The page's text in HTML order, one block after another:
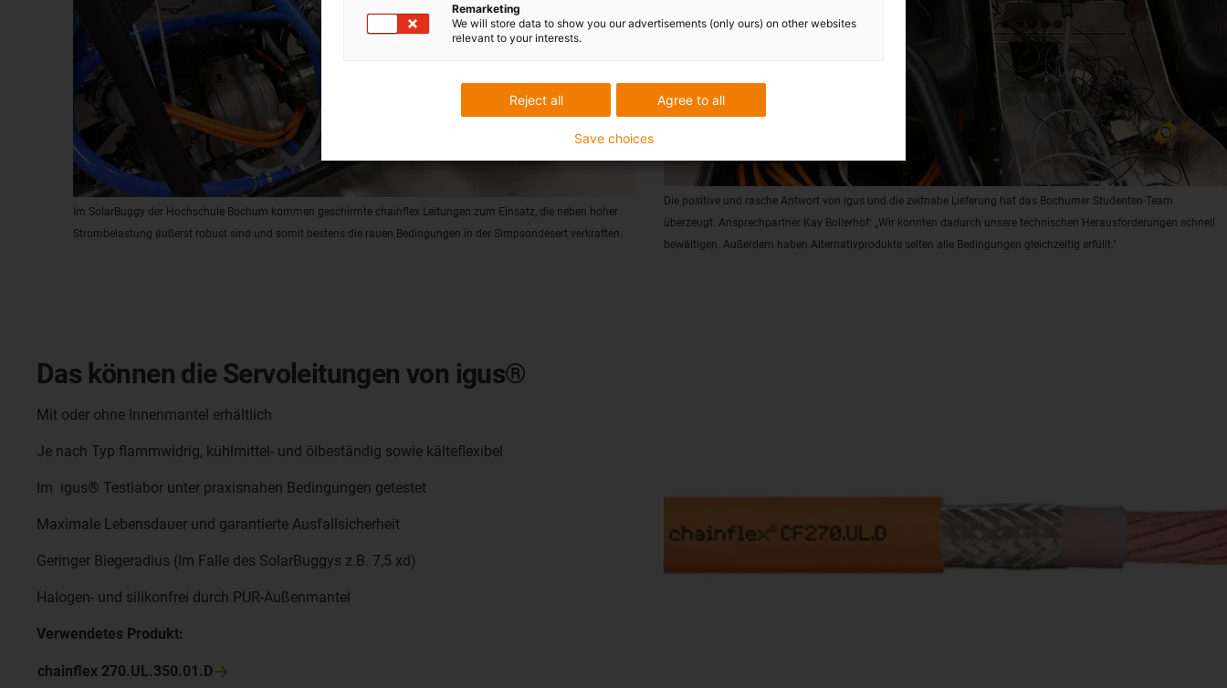
Im SolarBuggy der Hochschule Bochum kommen geschirmte chainflex Leitungen zum Einsatz, die neben hoher
Strombelastung äußerst robust sind und somit bestens die rauen Bedingungen in der Simpsondesert verkraften.
Die positive und rasche Antwort von igus und die zeitnahe Lieferung hat das Bochumer Studenten-Team
überzeugt. Ansprechpartner Kay Bollerhof: „Wir konnten dadurch unsere technischen Herausforderungen schnell
bewältigen. Außerdem haben Alternativprodukte selten alle Bedingungen gleichzeitig erfüllt."
Das können die Servoleitungen von igus®
Mit oder ohne Innenmantel erhältlich
Je nach Typ flammwidrig, kühlmittel- und ölbeständig sowie kälteflexibel
Im igus® Testlabor unter praxisnahen Bedingungen getestet
Maximale Lebensdauer und garantierte Ausfallsicherheit
Geringer Biegeradius (Im Falle des SolarBuggys z.B. 7,5 xd)
Halogen- und silikonfrei durch PUR-Außenmantel
Verwendetes Produkt:
chainflex 270.UL.350.01.D
Remarketing
We will store data to show you our advertisements (only ours) on other websites
relevant to your interests.
Agree to all
Reject all
Save choices